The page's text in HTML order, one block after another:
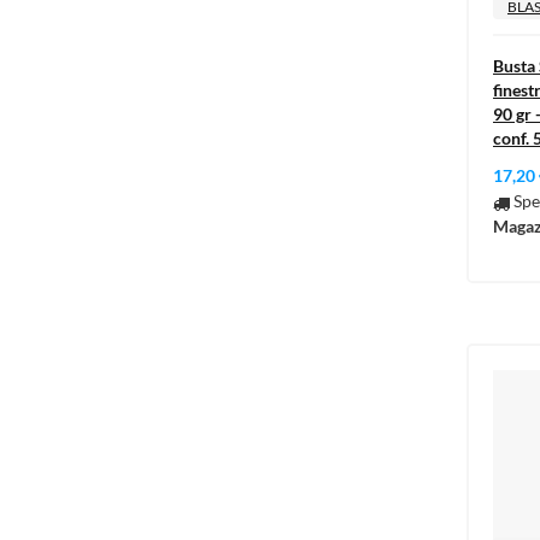
Busta
90 gr
conf.
17,20